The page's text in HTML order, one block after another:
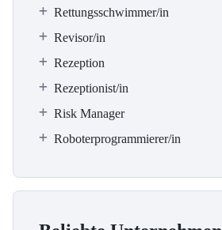
Rettungsschwimmer/in
Revisor/in
Rezeption
Rezeptionist/in
Risk Manager
Roboterprogrammierer/in